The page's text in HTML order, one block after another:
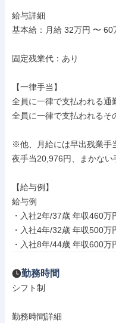
給与詳細
基本給：月給 32万円 〜 60
固定残業代：あり
【一律手当】
全員に一律で支払われる通
全員に一律で支払われるそ
※他、月給には早出残業手
夜手当20,976円、まかない
【給与例】
給与例
・入社2年/37歳 年収460万
・入社4年/32歳 年収500万
・入社8年/44歳 年収600万
勤務時間
シフト制
勤務時間詳細